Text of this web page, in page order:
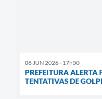
08 JUN 2026 - 17h50
PREFEITURA ALERTA
TENTATIVAS DE